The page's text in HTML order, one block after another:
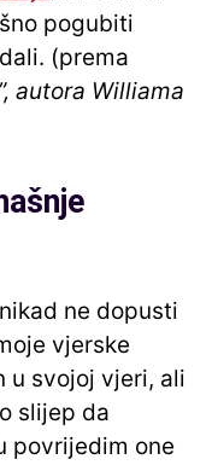
pogubiti
(prema
autora Williama
ne dopusti
vjerske
u svojoj vjeri, ali
slijep da
povrijedim one